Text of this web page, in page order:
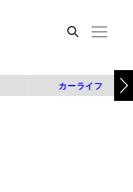
カーライフ